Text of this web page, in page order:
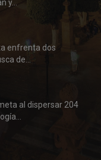
y...
enfrenta dos
de...
al dispersar 204